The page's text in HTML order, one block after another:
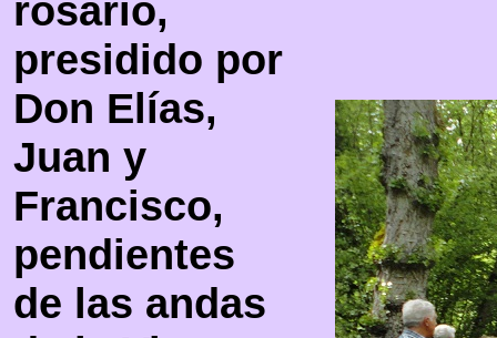
rosario,
presidido por
Don Elías,
Juan y
Francisco,
pendientes
de las andas